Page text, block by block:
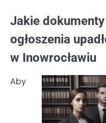
Jakie
ogłoszenia
w Inowrocławiu
Aby